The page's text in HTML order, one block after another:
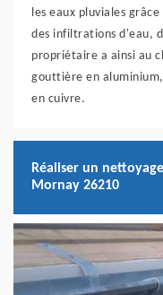
les eaux pluviales
des infiltrations d'eau,
propriétaire a ainsi au
gouttière en
en cuivre.
Réaliser un
Mornay 26210